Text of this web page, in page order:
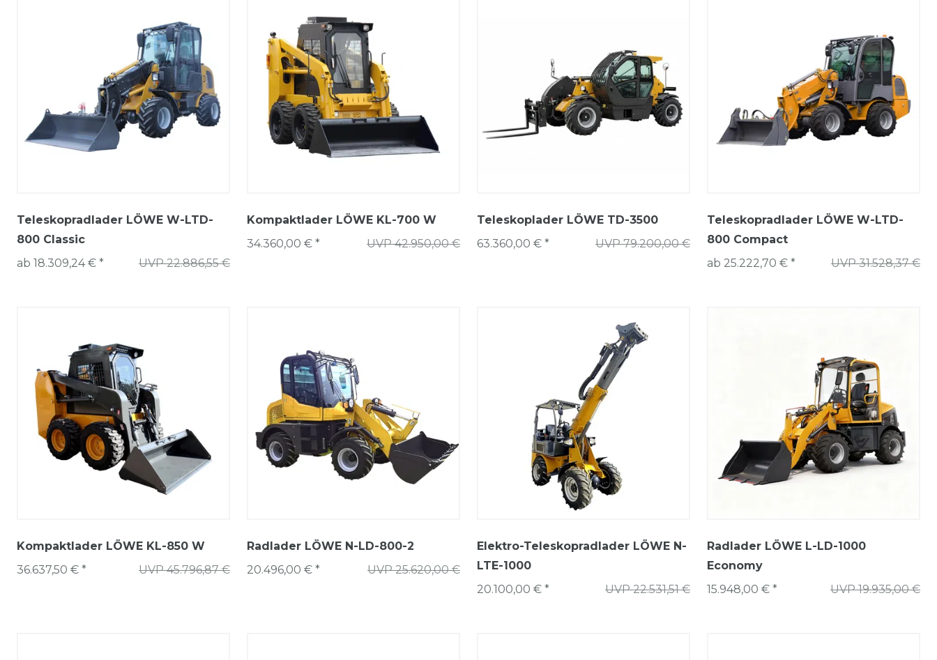
Teleskopradlader LÖWE W-LTD-
800 Classic
UVP 22.886,55 €
ab 18.309,24 € *
Kompaktlader LÖWE KL-700 W
UVP 42.950,00 €
34.360,00 € *
Teleskoplader LÖWE TD-3500
UVP 79.200,00 €
63.360,00 € *
Teleskopradlader LÖWE W-LTD-
800 Compact
UVP 31.528,37 €
ab 25.222,70 € *
Kompaktlader LÖWE KL-850 W
UVP 45.796,87 €
36.637,50 € *
Radlader LÖWE N-LD-800-2
UVP 25.620,00 €
20.496,00 € *
Elektro-Teleskopradlader LÖWE N-
LTE-1000
UVP 22.531,51 €
20.100,00 € *
Radlader LÖWE L-LD-1000
Economy
UVP 19.935,00 €
15.948,00 € *